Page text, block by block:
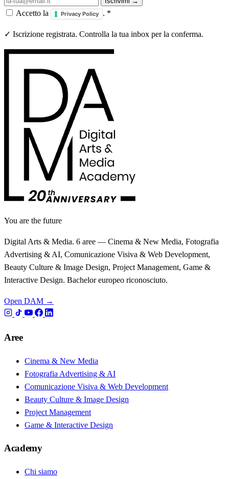
Accetto la Privacy Policy . *
✓ Iscrizione registrata. Controlla la tua inbox per la conferma.
You are the future
Digital Arts & Media. 6 aree — Cinema & New Media, Fotografia
Advertising & AI, Comunicazione Visiva & Web Development,
Beauty Culture & Image Design, Project Management, Game &
Interactive Design. Bachelor europeo riconosciuto.
Open DAM →
Aree
Cinema & New Media
Fotografia Advertising & AI
Comunicazione Visiva & Web Development
Beauty Culture & Image Design
Project Management
Game & Interactive Design
Academy
Chi siamo